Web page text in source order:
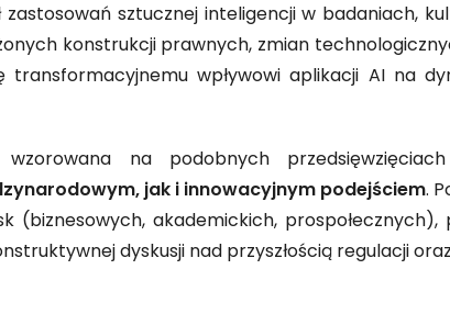
zastosowań sztucznej inteligencji w badaniach,
konstrukcji prawnych, zmian
transformacyjnemu wpływowi aplikacji AI na
na podobnych
jak i innowacyjnym podejściem.
(biznesowych, akademickich,
dyskusji nad przyszłością regulacji